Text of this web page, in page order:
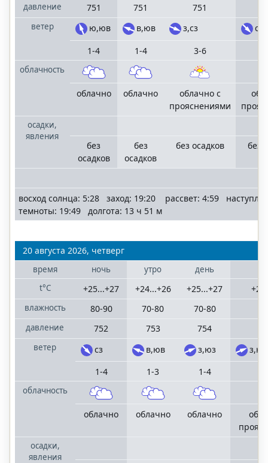
давление
ветер
облачность
осадки,
явления
751
ю,юв
1-4
облачно
без
осадков
751
в,юв
1-4
облачно
без
осадков
751
з,сз
3-6
облачно с
прояснениями
без осадков
сз
без
восход солнца: 5:28 заход: 19:20 рассвет: 4:59
темноты: 19:49 долгота: 13 ч 51 м
20 августа 2026, четверг
время
t°C
влажность
давление
ветер
облачность
осадки,
явления
ночь
+25...+27
80-90
752
сз
1-4
облачно
утро
+24...+26
70-80
753
в,юв
1-3
облачно
день
+25...+27
70-80
754
з,юз
1-4
облачно
з,юз